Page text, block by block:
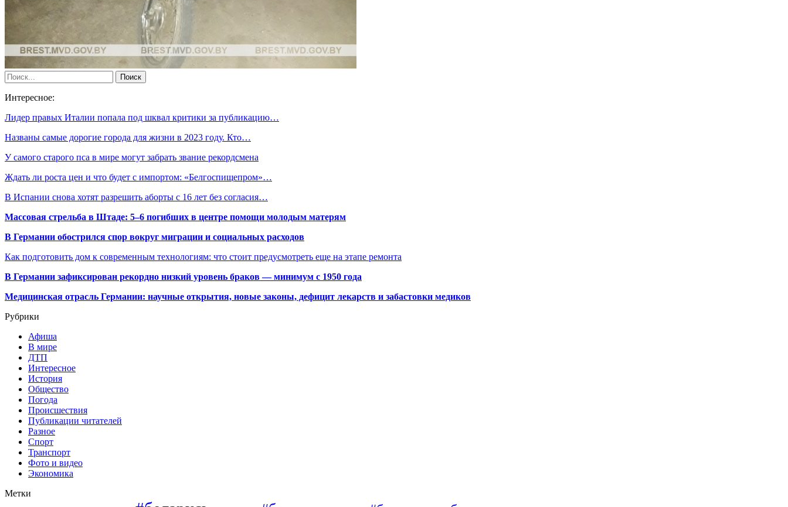
Интересное:
Лидер правых Италии попала под шквал критики за публикацию…
Названы самые дорогие города для жизни в 2023 году. Кто…
У самого старого пса в мире могут забрать звание рекордсмена
Ждать ли роста цен и что будет с импортом: «Белгоспищепром»…
В Испании снова хотят разрешить аборты с 16 лет без согласия…
Массовая стрельба в Штаде: 5–6 погибших в центре помощи молодым матерям
В Германии обострился спор вокруг миграции и социальных расходов
Как подготовить дом к современным технологиям: что стоит предусмотреть еще на этапе ремонта
В Германии зафиксирован рекордно низкий уровень браков — минимум с 1950 года
Медицинская отрасль Германии: научные открытия, новые законы, дефицит лекарств и забастовки медиков
Рубрики
Афиша
В мире
ДТП
Интересное
История
Общество
Погода
Происшествия
Публикации читателей
Разное
Спорт
Транспорт
Фото и видео
Экономика
Метки